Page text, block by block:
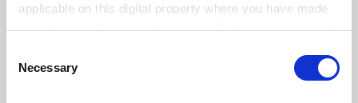
applicable on this digital property where you have made
your choices. You can change or withdraw your consent
the Privacy trigger icon.
Selection
NecessaryAlumio gaf ons voor het eerst controle